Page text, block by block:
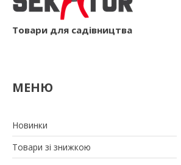
Товари для садівництва
Новинки
Товари зі знижкою